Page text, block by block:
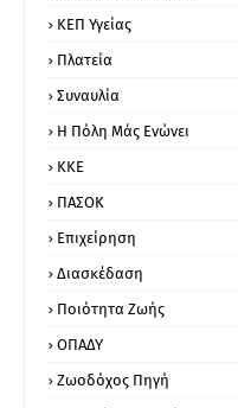
ΚΕΠ Υγείας
Πλατεία
Συναυλία
Η Πόλη Μάς Ενώνει
ΚΚΕ
ΠΑΣΟΚ
Επιχείρηση
Διασκέδαση
Ποιότητα Ζωής
ΟΠΑΔΥ
Ζωοδόχος Πηγή